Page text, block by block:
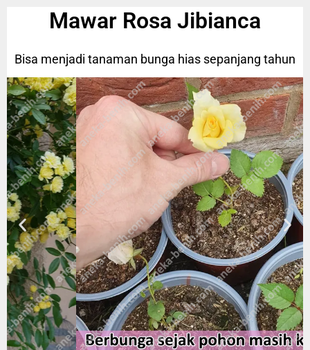
Mawar Rosa Jibianca
Bisa menjadi tanaman bunga hias sepanjang tahun